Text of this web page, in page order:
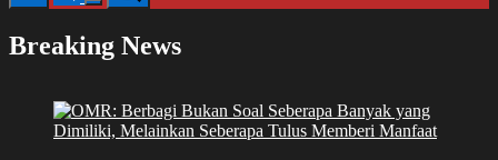
Switch
mode
Breaking News